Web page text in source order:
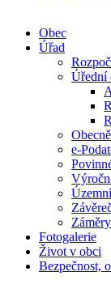
Obec
Úřad
Úřední
e-
Fotogalerie
Život v obci
Bezpečnost,